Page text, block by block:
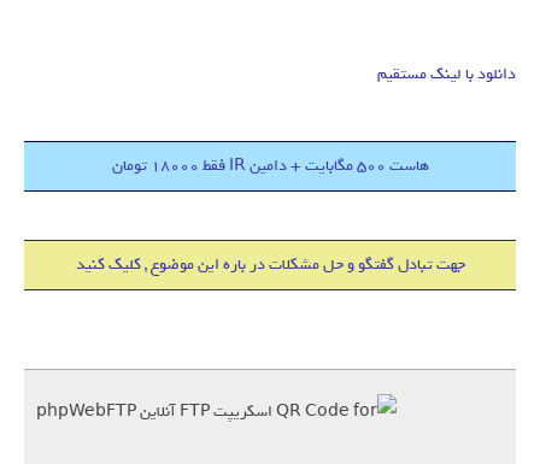
دانلود با لینک مستقیم
هاست 500 مگابایت + دامین IR فقط 18000 تومان
جهت تبادل گفتگو و حل مشکلات در باره این موضوع , کلیک کنید